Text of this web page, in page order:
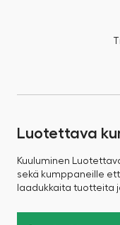
Luotettava
Kuuluminen
sekä kumppaneille
laadukkaita tuotteita